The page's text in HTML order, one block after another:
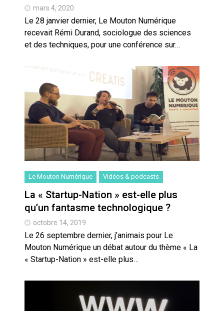
mars 4, 2020
Le 28 janvier dernier, Le Mouton Numérique
recevait Rémi Durand, sociologue des sciences
et des techniques, pour une conférence sur…
Le Mouton Numérique Vidéos & podcasts
La « Startup-Nation » est-elle plus
qu’un fantasme technologique ?
octobre 14, 2019
Le 26 septembre dernier, j’animais pour Le
Mouton Numérique un débat autour du thème « La
« Startup-Nation » est-elle plus…